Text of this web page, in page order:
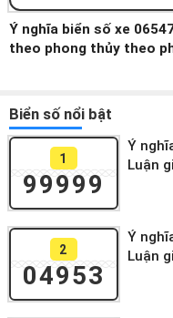
Ý nghĩa biển số xe
theo phong thủy theo
Biển số nổi bật
1
99999
Ý
Luận
2
04953
Ý
Luận